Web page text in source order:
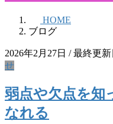
HOME
ブログ
2026年2月27日 / 最終更新
せ
弱点や欠点を知
なれる